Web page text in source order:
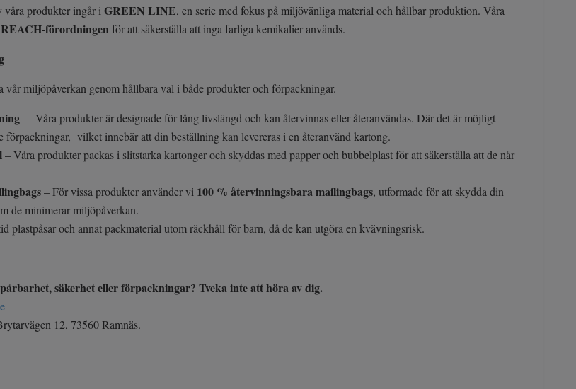
våra produkter ingår i GREEN LINE, en serie med fokus på miljövänliga material och hållbar produktion. Våra
REACH-förordningenför att säkerställa att inga farliga kemikalier används.
miljöpåverkan genom hållbara val i både produkter och förpackningar.
– Våra produkter är designade för lång livslängd och kan återvinnas eller återanvändas. Där det är möjligt
förpackningar, vilket innebär att din beställning kan levereras i en återanvänd kartong.
– Våra produkter packas i slitstarka kartonger och skyddas med papper och bubbelplast för att säkerställa att de når
– För vissa produkter använder vi 100 % återvinningsbara mailingbags, utformade för att skydda din
de minimerar miljöpåverkan.
plastpåsar och annat packmaterial utom räckhåll för barn, då de kan utgöra en kvävningsrisk.
säkerhet eller förpackningar? Tveka inte att höra av dig.
12, 73560 Ramnäs.